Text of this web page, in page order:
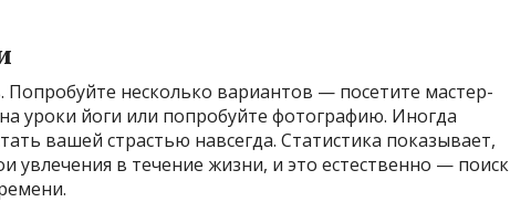
Попробуйте несколько вариантов — посетите мастер-
уроки йоги или попробуйте фотографию. Иногда
вашей страстью навсегда. Статистика показывает,
увлечения в течение жизни, и это естественно — поиск